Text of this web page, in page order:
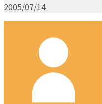
2005/07/14